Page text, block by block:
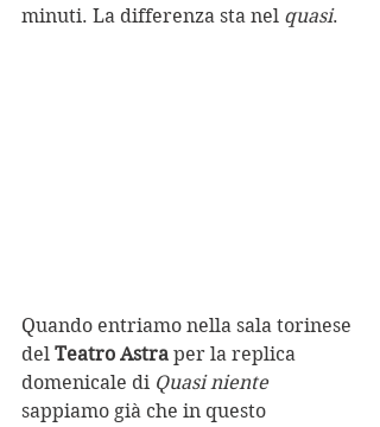
minuti. La differenza sta nel quasi.
Quando entriamo nella sala torinese
del Teatro Astra per la replica
domenicale di Quasi niente
sappiamo già che in questo